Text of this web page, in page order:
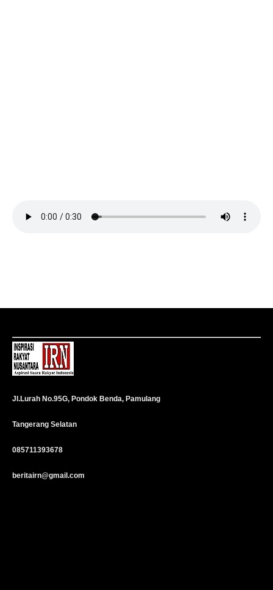
Jl.Lurah No.95G, Pondok Benda, Pamulang
Tangerang Selatan
085711393678
beritairn@gmail.com